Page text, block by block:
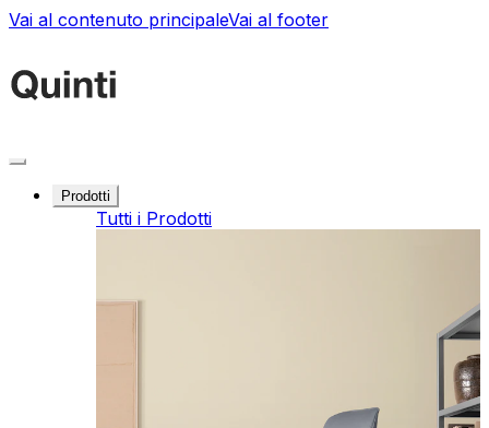
Vai al contenuto principaleVai al footer
Prodotti
Tutti i Prodotti